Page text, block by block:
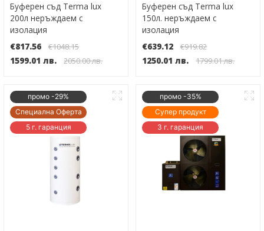
Буферен съд Terma lux
200л неръждаем с
изолация
€817.56
€1048.15
1599.01 лв. 2050.00 лв.
Буферен съд Terma lux
150л. неръждаем с
изолация
€639.12
€919.82
1250.01 лв. 1799.01 лв.
промо -29%
Специална Оферта
5 г. гаранция
промо -35%
Супер продукт
3 г. гаранция